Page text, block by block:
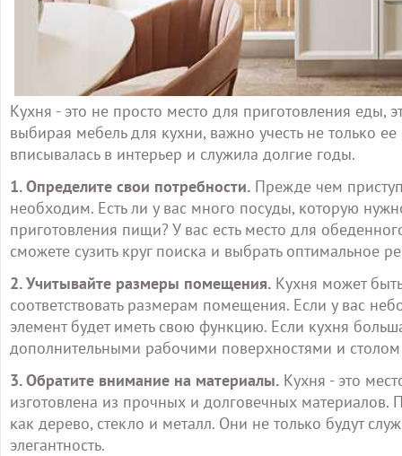
Кухня - это не просто место для приготовления еды,
выбирая мебель для кухни, важно учесть не только
вписывалась в интерьер и служила долгие годы.
1. Определите свои потребности. Прежде чем
необходим. Есть ли у вас много посуды, которую
приготовления пищи? У вас есть место для
сможете сузить круг поиска и выбрать оптимальное
2. Учитывайте размеры помещения. Кухня может
соответствовать размерам помещения. Если у вас
элемент будет иметь свою функцию. Если кухня
дополнительными рабочими поверхностями и
3. Обратите внимание на материалы. Кухня - это
изготовлена из прочных и долговечных
как дерево, стекло и металл. Они не только будут
элегантность.